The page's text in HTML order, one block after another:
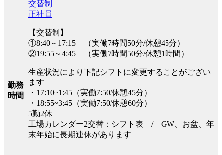
勤務
時間
交替制
正社員
【交替制】
①8:40～17:15 （実働7時間50分/休憩45分）
②19:55～4:45 （実働7時間50分/休憩1時間）
生産状況により下記シフトに変更することがござい
ます
・17:10~1:45（実働7:50/休憩45分）
・18:55~3:45（実働7:50/休憩60分）
5勤2休
工場カレンダー2交替：シフト表 / GW、お盆、年
末年始に長期連休があります